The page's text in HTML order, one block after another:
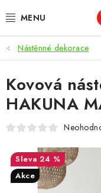
na
OBÝVACÍ POKOJ
KUCHYŇ A JÍDELNA
LOŽNICE
KANCELÁŘ /
Nástěnné dekorace
Kovová
HAKUNA
24 %
Akce